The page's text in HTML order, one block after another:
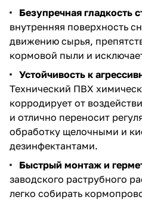
Безупречная гладкость
внутренняя поверхность
движению сырья,
кормовой пыли и
Устойчивость к
Технический ПВХ
корродирует от
и отлично переносит
обработку щелочными и
дезинфектантами.
Быстрый монтаж и
заводского раструбного
легко собирать